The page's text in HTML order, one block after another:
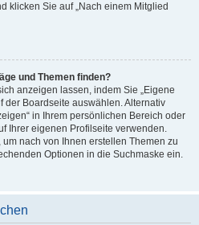
klicken Sie auf „Nach einem Mitglied
und Themen finden?
anzeigen lassen, indem Sie „Eigene
der Boardseite auswählen. Alternativ
in Ihrem persönlichen Bereich oder
Ihrer eigenen Profilseite verwenden.
nach von Ihnen erstellen Themen zu
Optionen in die Suchmaske ein.